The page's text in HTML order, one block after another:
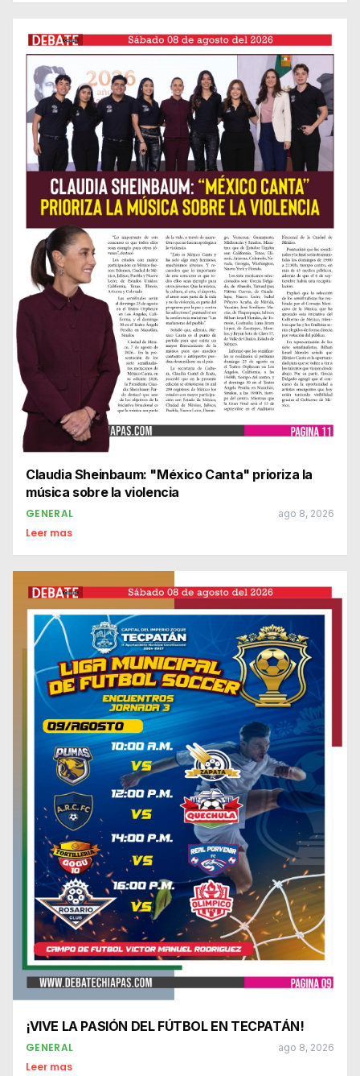
Claudia Sheinbaum: "México Canta" prioriza la
música sobre la violencia
GENERAL ago 8, 2026
Leer mas
¡VIVE LA PASIÓN DEL FÚTBOL EN TECPATÁN!
GENERAL ago 8, 2026
Leer mas